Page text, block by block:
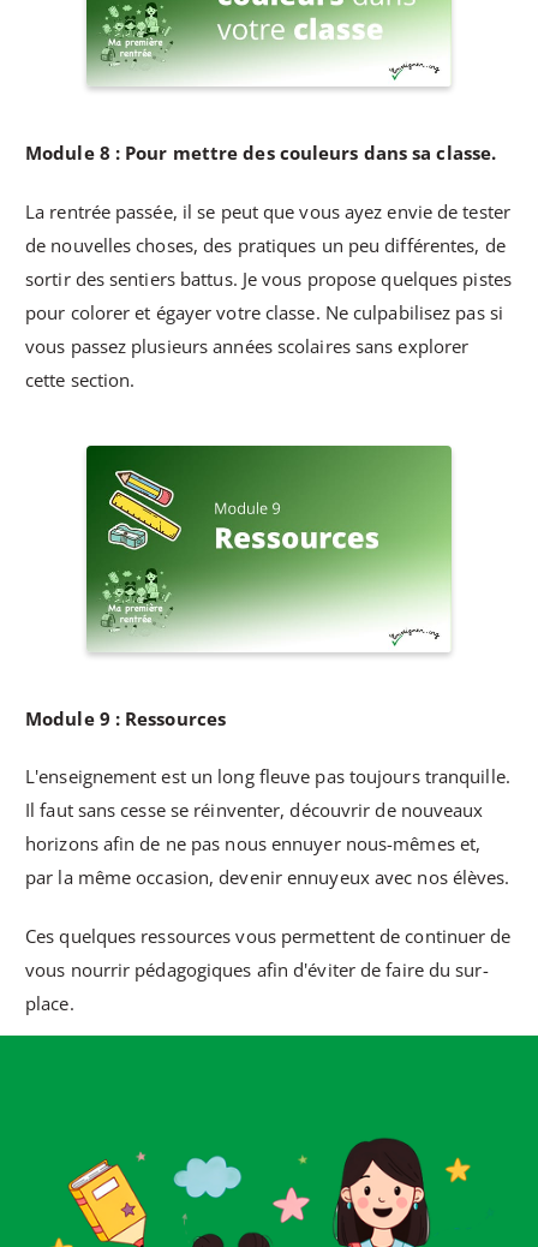
Module 8 : Pour mettre des couleurs dans sa classe.
La rentrée passée, il se peut que vous ayez envie de tester
de nouvelles choses, des pratiques un peu différentes, de
sortir des sentiers battus. Je vous propose quelques pistes
pour colorer et égayer votre classe. Ne culpabilisez pas si
vous passez plusieurs années scolaires sans explorer
cette section.
Module 9 : Ressources
L'enseignement est un long fleuve pas toujours tranquille.
Il faut sans cesse se réinventer, découvrir de nouveaux
horizons afin de ne pas nous ennuyer nous-mêmes et,
par la même occasion, devenir ennuyeux avec nos élèves.
Ces quelques ressources vous permettent de continuer de
vous nourrir pédagogiques afin d'éviter de faire du sur-
place.